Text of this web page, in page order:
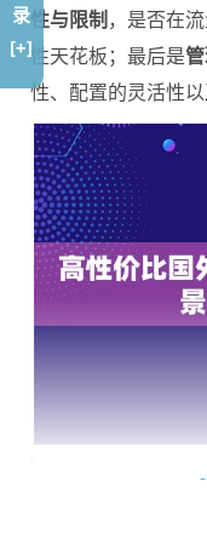
性与限制 ，是否在
性天花板；最后是
性、配置的灵活性
核心选择标准
录
[+]